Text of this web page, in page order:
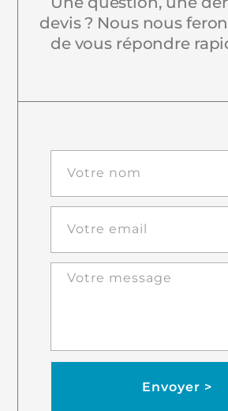
devis ? Nous nous
de vous répondre
Envoyer >